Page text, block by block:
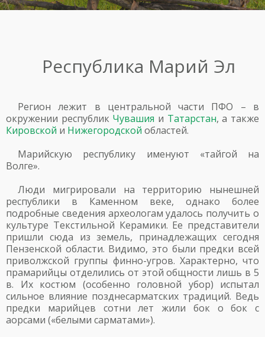
Республика Марий Эл
Регион лежит в центральной части ПФО – в
окружении республик Чувашия и Татарстан, а также
Кировской и Нижегородской областей.
Марийскую республику именуют «тайгой на
Волге».
Люди мигрировали на территорию нынешней
республики в Каменном веке, однако более
подробные сведения археологам удалось получить о
культуре Текстильной Керамики. Ее представители
пришли сюда из земель, принадлежащих сегодня
Пензенской области. Видимо, это были предки всей
приволжской группы финно-угров. Характерно, что
прамарийцы отделились от этой общности лишь в 5
в. Их костюм (особенно головной убор) испытал
сильное влияние позднесарматских традиций. Ведь
предки марийцев сотни лет жили бок о бок с
аорсами («белыми сарматами»).